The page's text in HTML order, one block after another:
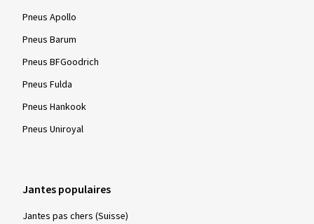
Pneus Apollo
Pneus Barum
Pneus BFGoodrich
Pneus Fulda
Pneus Hankook
Pneus Uniroyal
Jantes populaires
Jantes pas chers (Suisse)